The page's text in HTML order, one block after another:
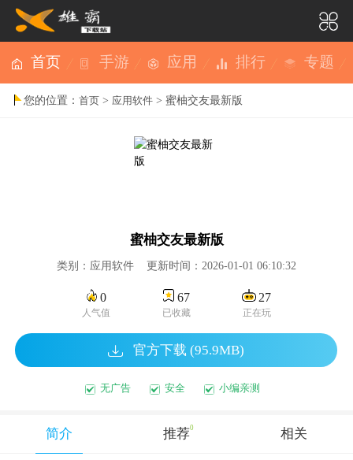
首页 手游 应用 排行 专题
您的位置：首页 > 应用软件 > 蜜柚交友最新版
蜜柚交友最新版
类别：应用软件 更新时间：2026-01-01 06:10:32
0
人气值
67
已收藏
27
正在玩
官方下载 (95.9MB)
无广告 安全 小编亲测
简介 推荐0 相关